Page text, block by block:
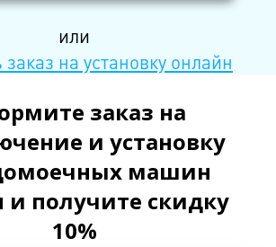
или
на установку онлайн
заказ на
и установку
машин
и получите скидку
10%